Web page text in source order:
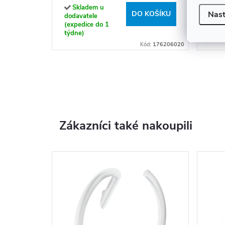
Skladem u
dodavatele
(expedice do 1
týdne)
DO KOŠÍKU
Kód: 176206020
Zákazníci také nakoupili